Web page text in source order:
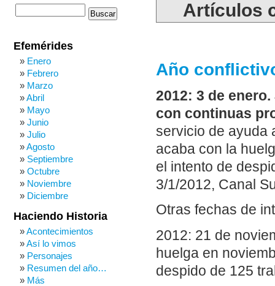
Artículos
Año
2012: 3 de
con continuas
servicio de ayuda
acaba con la
el intento de
3/1/2012, Canal
Otras fechas de
2012: 21 de
huelga en
despido de 125
Efemérides
Enero
Febrero
Marzo
Abril
Mayo
Junio
Julio
Agosto
Septiembre
Octubre
Noviembre
Diciembre
Haciendo Historia
Acontecimientos
Así lo vimos
Personajes
Resumen del año…
Más